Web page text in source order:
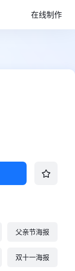
在线制作
父亲节海报
双十一海报